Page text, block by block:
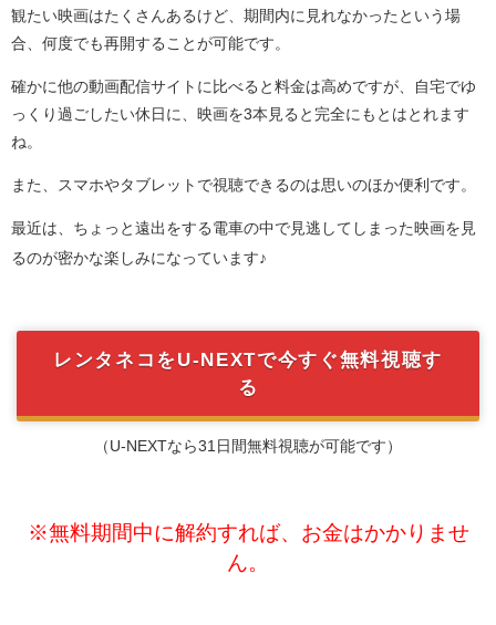
観たい映画はたくさんあるけど、期間内に見れなかったという場
合、何度でも再開することが可能です。
確かに他の動画配信サイトに比べると料金は高めですが、自宅でゆ
っくり過ごしたい休日に、映画を3本見ると完全にもとはとれます
ね。
また、スマホやタブレットで視聴できるのは思いのほか便利です。
最近は、ちょっと遠出をする電車の中で見逃してしまった映画を見
るのが密かな楽しみになっています♪
レンタネコをU-NEXTで今すぐ無料視聴す
る
（U-NEXTなら31日間無料視聴が可能です）
※無料期間中に解約すれば、お金はかかりませ
ん。